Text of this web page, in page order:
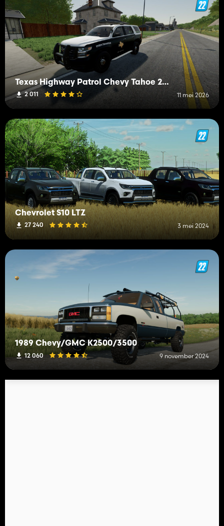
Texas Highway Patrol Chevy Tahoe 2015 PPV
2 011 11 mei 2026
Chevrolet S10 LTZ
27 240 3 mei 2024
1989 Chevy/GMC K2500/3500
12 060 9 november 2024